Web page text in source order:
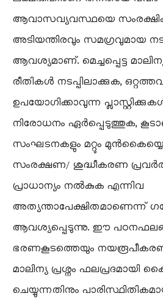
ആവാസവ്യവസ്ഥയെ
അടിയന്തിരവും സമഗ്രവുമായ
ആവശ്യമാണ്. മെച്ചപ്പെട്ട
രീതികൾ നടപ്പിലാക്കുക,
ഉപയോഗിക്കാവുന്ന
നിരോധനം ഏർപ്പെടുത്തുക,
സംഘടനകളും മറ്റും
സംരക്ഷണ/ ശുദ്ധീകരണ
പ്രാധാന്യം നൽകുക എന്നിവ
അത്യന്താപേക്ഷിതമാണെന്ന്
ആവശ്യപ്പെടുന്നു. ഈ
ഭരണകൂടത്തെയും
മാലിന്യ പ്രശ്നം ഫലപ്രദമായി
ചെയ്യുന്നതിനും